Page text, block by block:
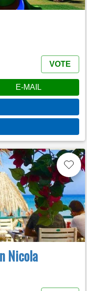
VOTE
E-MAIL
Nicola